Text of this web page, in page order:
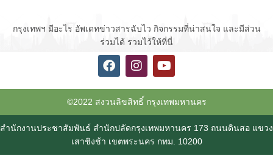
กรุงเทพฯ มีอะไร อัพเดทข่าวสารฉับไว กิจกรรมที่น่าสนใจ และมีส่วน
ร่วมได้ รวมไว้ให้ที่นี่
©2022 สงวนลิขสิทธิ์ กรุงเทพมหานคร
สำนักงานประชาสัมพันธ์ สำนักปลัดกรุงเทพมหานคร 173 ถนนดินสอ แขวง
เสาชิงช้า เขตพระนคร กทม. 10200